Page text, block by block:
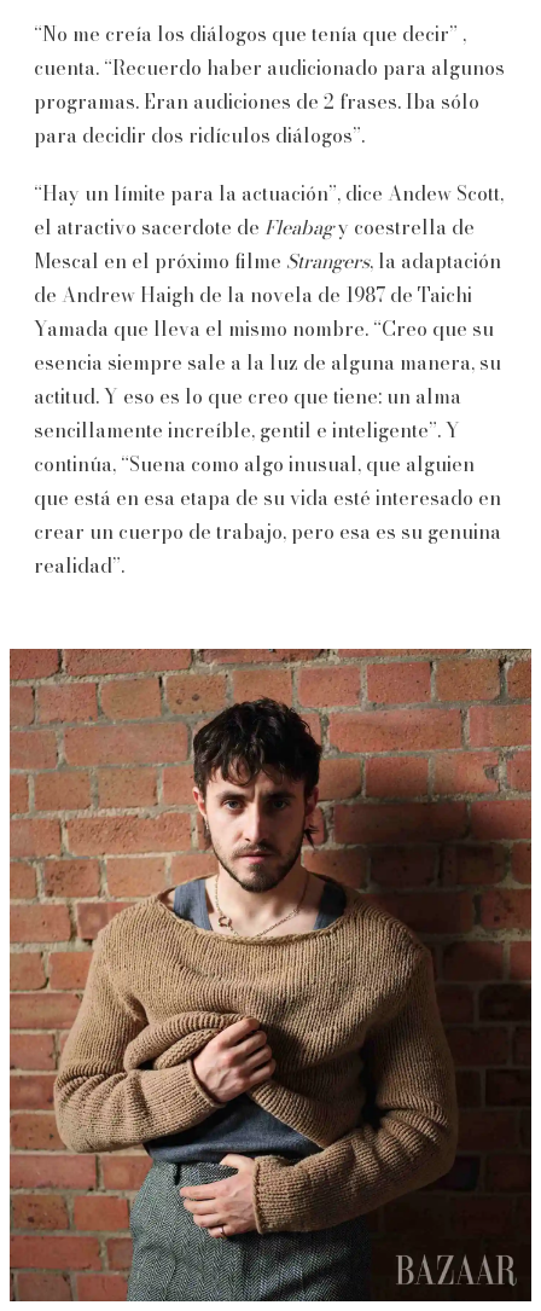
“No me creía los diálogos que tenía que decir” ,
cuenta. “Recuerdo haber audicionado para algunos
programas. Eran audiciones de 2 frases. Iba sólo
para decidir dos ridículos diálogos”.
“Hay un límite para la actuación”, dice Andew Scott,
el atractivo sacerdote de Fleabagy coestrella de
Mescal en el próximo filme Strangers, la adaptación
de Andrew Haigh de la novela de 1987 de Taichi
Yamada que lleva el mismo nombre. “Creo que su
esencia siempre sale a la luz de alguna manera, su
actitud. Y eso es lo que creo que tiene: un alma
sencillamente increíble, gentil e inteligente”. Y
continúa, “Suena como algo inusual, que alguien
que está en esa etapa de su vida esté interesado en
crear un cuerpo de trabajo, pero esa es su genuina
realidad”.